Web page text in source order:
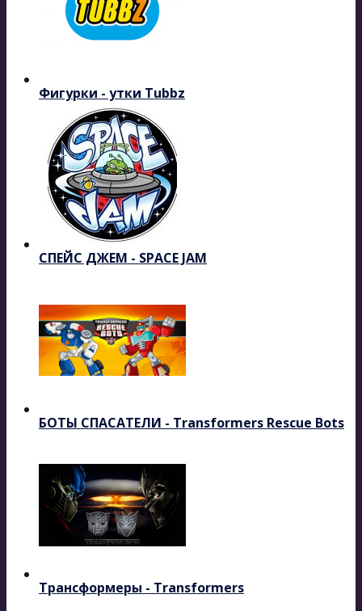
Фигурки - утки Tubbz
СПЕЙС ДЖЕМ - SPACE JAM
БОТЫ СПАСАТЕЛИ - Transformers Rescue Bots
Трансформеры - Transformers